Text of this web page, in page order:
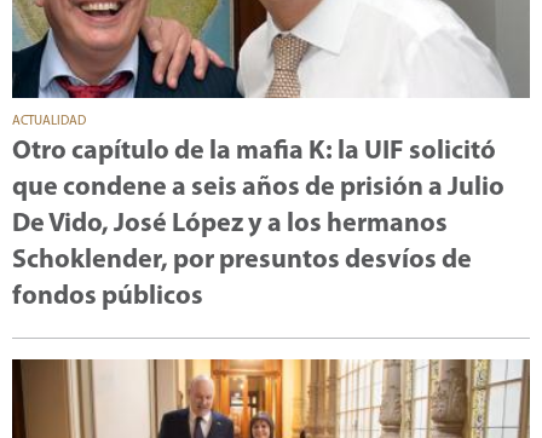
ACTUALIDAD
Otro capítulo de la mafia K: la UIF solicitó
que condene a seis años de prisión a Julio
De Vido, José López y a los hermanos
Schoklender, por presuntos desvíos de
fondos públicos